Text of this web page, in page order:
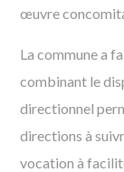
œuvre
La commune a
combinant le
directionnel
directions à
vocation à